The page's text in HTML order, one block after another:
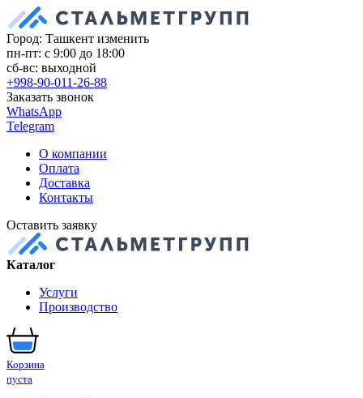
Город: Ташкент изменить
пн-пт: с 9:00 до 18:00
сб-вс: выходной
+998-90-011-26-88
Заказать звонок
WhatsApp
Telegram
О компании
Оплата
Доставка
Контакты
Оставить заявку
Каталог
Услуги
Производство
Корзина
пуста